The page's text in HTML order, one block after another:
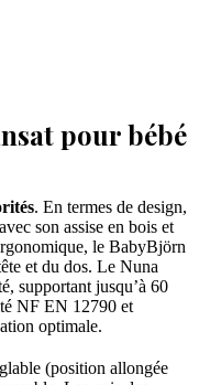
pour bébé
. En termes de design,
son assise en bois et
le BabyBjörn
et du dos. Le Nuna
supportant jusqu’à 60
NF EN 12790 et
optimale.
(position allongée